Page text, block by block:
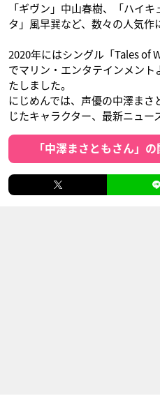
「ギヴン」中山春樹、「ハイ
タ」風早巽など、数々の人気作
2020年にはシングル「Tales of
でマリン・エンタテインメン
たしました。
にじめんでは、声優の中澤ま
じたキャラクター、最新ニュー
「中澤まさともさん」